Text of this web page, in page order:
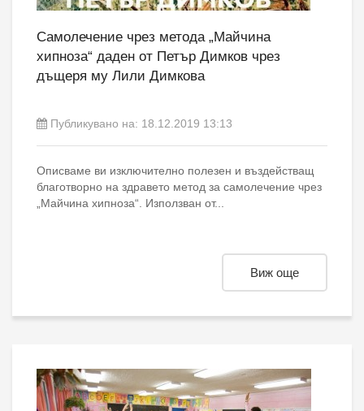
Самолечение чрез метода „Майчина
хипноза“ даден от Петър Димков чрез
дъщеря му Лили Димкова
Публикувано на: 18.12.2019 13:13
Описваме ви изключително полезен и въздействащ
благотворно на здравето метод за самолечение чрез
„Майчина хипноза“. Използван от...
Виж още